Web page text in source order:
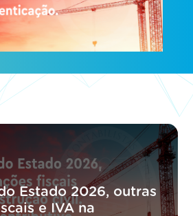
Estado 2026, outras
e IVA na